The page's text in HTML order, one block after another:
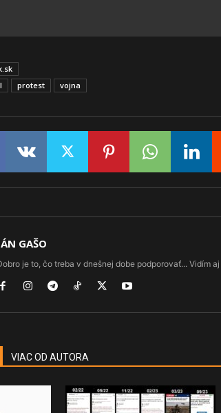
protest vojna
GAŠO
je to, čo treba v dnešnej dobe podporovať... Vidím
VIAC OD AUTORA